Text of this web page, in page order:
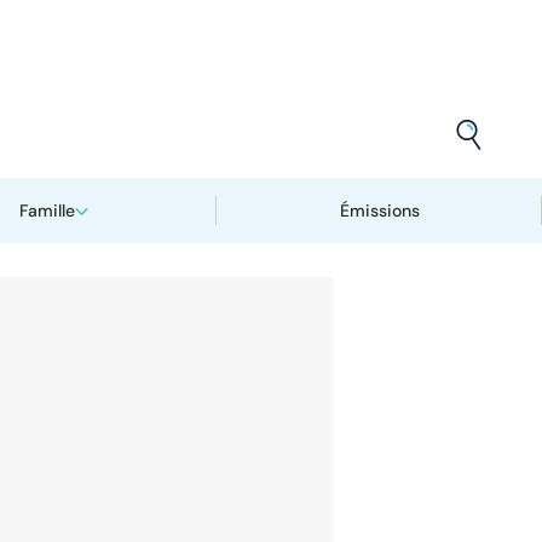
Famille Émissions